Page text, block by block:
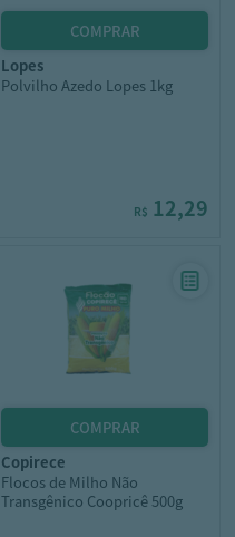
lopes
Polvilho Azedo Lopes 1kg
R$ 12,29
copirece
Flocos de Milho Não
Transgênico Coopricê 500g